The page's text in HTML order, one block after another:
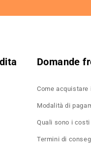
Domande
Come acquistare
Modalità di
Quali sono i
Termini di